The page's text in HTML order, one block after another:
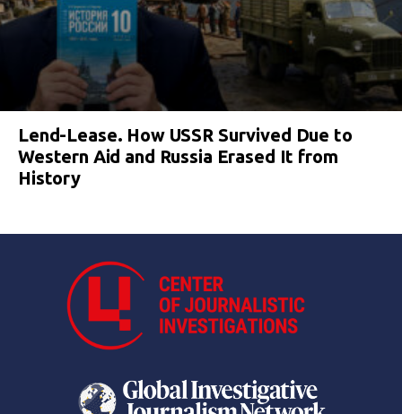
Lend-Lease. How USSR Survived Due to
Western Aid and Russia Erased It from
History